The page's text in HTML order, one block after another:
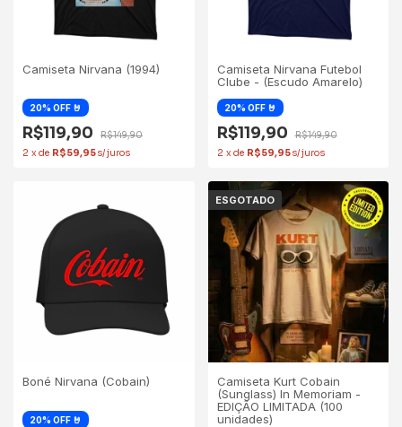
Camiseta Nirvana (1994)
R$119,90
R$149,90
2 x de R$59,95
Camiseta Nirvana Futebol
Clube - (Escudo Amarelo)
R$119,90
R$149,90
2 x de R$59,95
Boné Nirvana (Cobain)
ESGOTADO
Camiseta Kurt Cobain
(Sunglass) In Memoriam -
EDIÇÃO LIMITADA (100
unidades)